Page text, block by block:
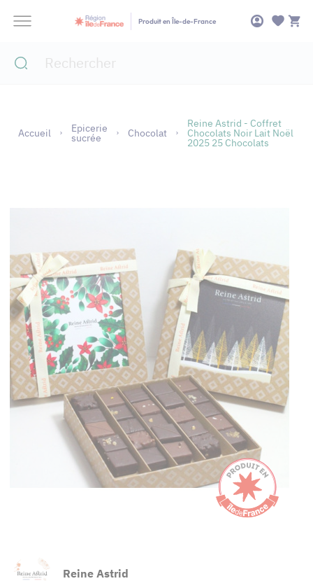
Produit en Île-de-France
Accueil Epicerie
sucrée Chocolat
Reine Astrid - Coffret
Chocolats Noir Lait Noël
2025 25 Chocolats
Reine Astrid